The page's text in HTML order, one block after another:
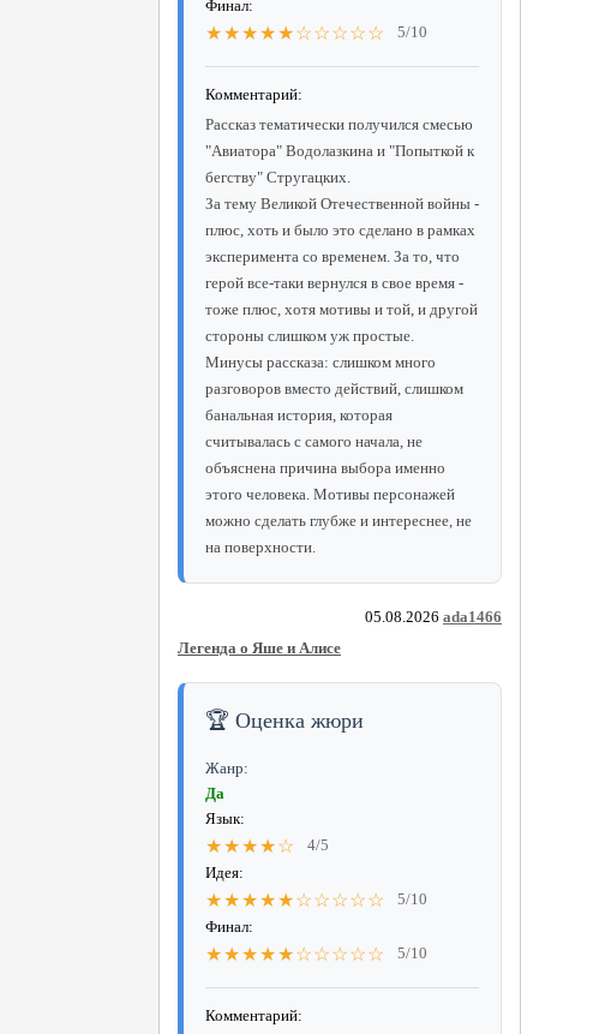
Финал:
★★★★★☆☆☆☆☆ 5/10
Комментарий:
Рассказ тематически получился смесью
"Авиатора" Водолазкина и "Попыткой к
бегству" Стругацких.
За тему Великой Отечественной войны -
плюс, хоть и было это сделано в рамках
эксперимента со временем. За то, что
герой все-таки вернулся в свое время -
тоже плюс, хотя мотивы и той, и другой
стороны слишком уж простые.
Минусы рассказа: слишком много
разговоров вместо действий, слишком
банальная история, которая
считывалась с самого начала, не
объяснена причина выбора именно
этого человека. Мотивы персонажей
можно сделать глубже и интереснее, не
на поверхности.
05.08.2026 ada1466
Легенда о Яше и Алисе
🏆 Оценка жюри
Жанр:
Да
Язык:
★★★★☆
4/5
Идея:
★★★★★☆☆☆☆☆
5/10
Финал:
★★★★★☆☆☆☆☆ 5/10
Комментарий: